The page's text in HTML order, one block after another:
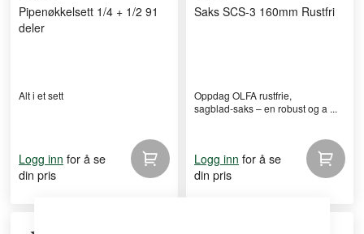
Pipenøkkelsett 1/4 + 1/2 91
deler
Alt i et sett
Logg inn for å se
din pris
Saks SCS-3 160mm Rustfri
Oppdag OLFA rustfrie,
sagblad‑saks – en robust og a ...
Logg inn for å se
din pris